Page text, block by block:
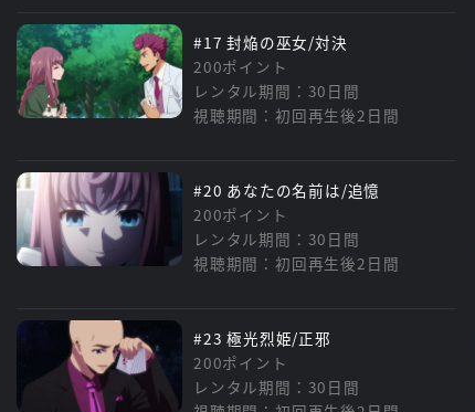
#17 封焔の巫女/対決
200ポイント
レンタル期間：30日間
視聴期間：初回再生後2日間
#20 あなたの名前は/追憶
200ポイント
レンタル期間：30日間
視聴期間：初回再生後2日間
#23 極光烈姫/正邪
200ポイント
レンタル期間：30日間